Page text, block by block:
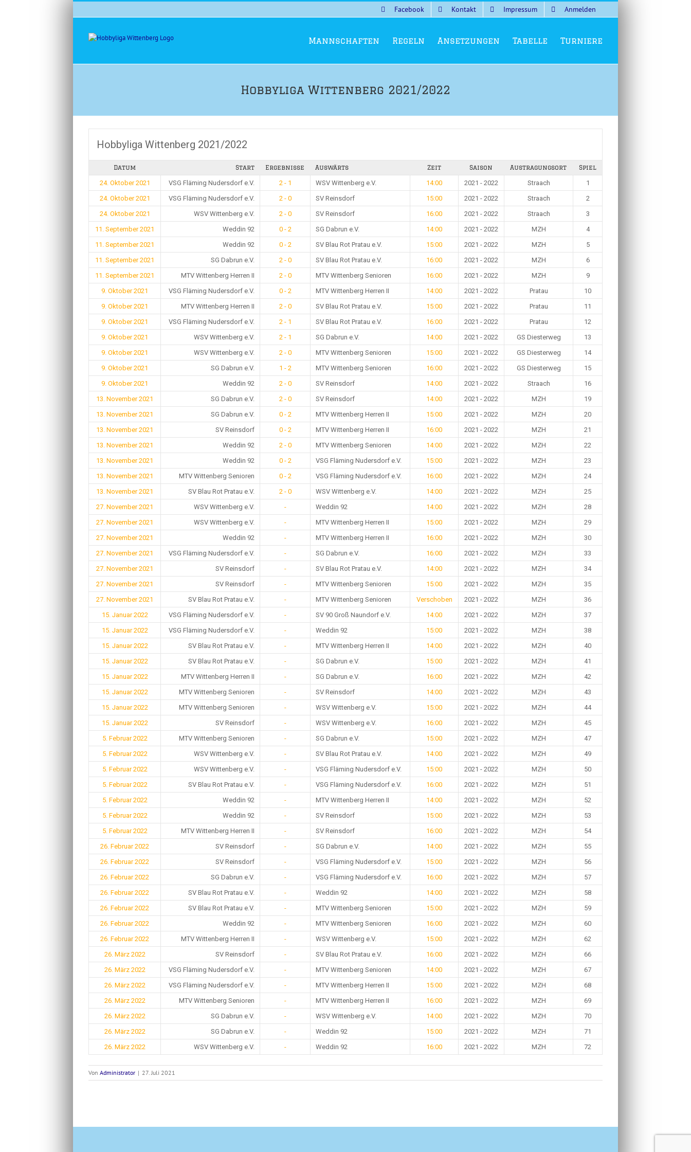
Facebook Kontakt Impressum Anmelden
Mannschaften Regeln Ansetzungen Tabelle Turniere
Hobbyliga Wittenberg 2021/2022
Hobbyliga Wittenberg 2021/2022
Datum Start Ergebnisse Auswärts Zeit Saison Austragungsort Spiel
24. Oktober 2021 VSG Fläming Nudersdorf e.V. 2 - 1 WSV Wittenberg e.V. 14:00 2021 - 2022 Straach
1
24. Oktober 2021
VSG Fläming Nudersdorf e.V. 2 - 0 SV Reinsdorf 15:00 2021 - 2022 Straach
2
24. Oktober 2021
WSV Wittenberg e.V. 2 - 0 SV Reinsdorf 16:00 2021 - 2022 Straach
3
11. September 2021
Weddin 92 0 - 2 SG Dabrun e.V. 14:00 2021 - 2022 MZH
4
11. September 2021
Weddin 92 0 - 2 SV Blau Rot Pratau e.V. 15:00 2021 - 2022 MZH
5
11. September 2021
SG Dabrun e.V. 2 - 0 SV Blau Rot Pratau e.V. 16:00 2021 - 2022 MZH
6
11. September 2021
MTV Wittenberg Herren II 2 - 0 MTV Wittenberg Senioren 16:00 2021 - 2022 MZH
9
9. Oktober 2021
VSG Fläming Nudersdorf e.V. 0 - 2 MTV Wittenberg Herren II 14:00 2021 - 2022 Pratau
10
9. Oktober 2021
MTV Wittenberg Herren II 2 - 0 SV Blau Rot Pratau e.V. 15:00 2021 - 2022 Pratau
11
9. Oktober 2021
VSG Fläming Nudersdorf e.V. 2 - 1 SV Blau Rot Pratau e.V. 16:00 2021 - 2022 Pratau
12
9. Oktober 2021
WSV Wittenberg e.V. 2 - 1 SG Dabrun e.V. 14:00 2021 - 2022 GS Diesterweg
13
9. Oktober 2021
WSV Wittenberg e.V. 2 - 0 MTV Wittenberg Senioren 15:00 2021 - 2022 GS Diesterweg
14
9. Oktober 2021
SG Dabrun e.V. 1 - 2 MTV Wittenberg Senioren 16:00 2021 - 2022 GS Diesterweg
15
9. Oktober 2021
Weddin 92 2 - 0 SV Reinsdorf 14:00 2021 - 2022 Straach
16
13. November 2021
SG Dabrun e.V. 2 - 0 SV Reinsdorf 14:00 2021 - 2022 MZH
19
13. November 2021
SG Dabrun e.V. 0 - 2 MTV Wittenberg Herren II 15:00 2021 - 2022 MZH
20
13. November 2021
SV Reinsdorf 0 - 2 MTV Wittenberg Herren II 16:00 2021 - 2022 MZH
21
13. November 2021
Weddin 92 2 - 0 MTV Wittenberg Senioren 14:00 2021 - 2022 MZH
22
13. November 2021
Weddin 92 0 - 2 VSG Fläming Nudersdorf e.V. 15:00 2021 - 2022 MZH
23
13. November 2021
MTV Wittenberg Senioren 0 - 2 VSG Fläming Nudersdorf e.V. 16:00 2021 - 2022 MZH
24
13. November 2021
SV Blau Rot Pratau e.V. 2 - 0 WSV Wittenberg e.V. 14:00 2021 - 2022 MZH
25
27. November 2021
WSV Wittenberg e.V. - Weddin 92 14:00 2021 - 2022 MZH
28
27. November 2021
WSV Wittenberg e.V. - MTV Wittenberg Herren II 15:00 2021 - 2022 MZH
29
27. November 2021
Weddin 92 - MTV Wittenberg Herren II 16:00 2021 - 2022 MZH
30
27. November 2021
VSG Fläming Nudersdorf e.V. - SG Dabrun e.V. 16:00 2021 - 2022 MZH
33
27. November 2021
SV Reinsdorf - SV Blau Rot Pratau e.V. 14:00 2021 - 2022 MZH
34
27. November 2021
SV Reinsdorf - MTV Wittenberg Senioren 15:00 2021 - 2022 MZH
35
27. November 2021
SV Blau Rot Pratau e.V. - MTV Wittenberg Senioren Verschoben 2021 - 2022 MZH
36
15. Januar 2022
VSG Fläming Nudersdorf e.V. - SV 90 Groß Naundorf e.V. 14:00 2021 - 2022 MZH
37
15. Januar 2022
VSG Fläming Nudersdorf e.V. - Weddin 92 15:00 2021 - 2022 MZH
38
15. Januar 2022
SV Blau Rot Pratau e.V. - MTV Wittenberg Herren II 14:00 2021 - 2022 MZH
40
15. Januar 2022
SV Blau Rot Pratau e.V. - SG Dabrun e.V. 15:00 2021 - 2022 MZH
41
15. Januar 2022
MTV Wittenberg Herren II - SG Dabrun e.V. 16:00 2021 - 2022 MZH
42
15. Januar 2022
MTV Wittenberg Senioren - SV Reinsdorf 14:00 2021 - 2022 MZH
43
15. Januar 2022
MTV Wittenberg Senioren - WSV Wittenberg e.V. 15:00 2021 - 2022 MZH
44
15. Januar 2022
SV Reinsdorf - WSV Wittenberg e.V. 16:00 2021 - 2022 MZH
45
5. Februar 2022
MTV Wittenberg Senioren - SG Dabrun e.V. 15:00 2021 - 2022 MZH
47
5. Februar 2022
WSV Wittenberg e.V. - SV Blau Rot Pratau e.V. 14:00 2021 - 2022 MZH
49
5. Februar 2022
WSV Wittenberg e.V. - VSG Fläming Nudersdorf e.V. 15:00 2021 - 2022 MZH
50
5. Februar 2022
SV Blau Rot Pratau e.V. - VSG Fläming Nudersdorf e.V. 16:00 2021 - 2022 MZH
51
5. Februar 2022
Weddin 92 - MTV Wittenberg Herren II 14:00 2021 - 2022 MZH
52
5. Februar 2022
Weddin 92 - SV Reinsdorf 15:00 2021 - 2022 MZH
53
5. Februar 2022
MTV Wittenberg Herren II - SV Reinsdorf 16:00 2021 - 2022 MZH
54
26. Februar 2022
SV Reinsdorf - SG Dabrun e.V. 14:00 2021 - 2022 MZH
55
26. Februar 2022
SV Reinsdorf - VSG Fläming Nudersdorf e.V. 15:00 2021 - 2022 MZH
56
26. Februar 2022
SG Dabrun e.V. - VSG Fläming Nudersdorf e.V. 16:00 2021 - 2022 MZH
57
26. Februar 2022
SV Blau Rot Pratau e.V. - Weddin 92 14:00 2021 - 2022 MZH
58
26. Februar 2022
SV Blau Rot Pratau e.V. - MTV Wittenberg Senioren 15:00 2021 - 2022 MZH
59
26. Februar 2022
Weddin 92 - MTV Wittenberg Senioren 16:00 2021 - 2022 MZH
60
26. Februar 2022
MTV Wittenberg Herren II - WSV Wittenberg e.V. 15:00 2021 - 2022 MZH
62
26. März 2022
SV Reinsdorf - SV Blau Rot Pratau e.V. 16:00 2021 - 2022 MZH
66
26. März 2022
VSG Fläming Nudersdorf e.V. - MTV Wittenberg Senioren 14:00 2021 - 2022 MZH
67
26. März 2022
VSG Fläming Nudersdorf e.V. - MTV Wittenberg Herren II 15:00 2021 - 2022 MZH
68
26. März 2022
MTV Wittenberg Senioren - MTV Wittenberg Herren II 16:00 2021 - 2022 MZH
69
26. März 2022
SG Dabrun e.V. - WSV Wittenberg e.V. 14:00 2021 - 2022 MZH
70
26. März 2022
SG Dabrun e.V. - Weddin 92 15:00 2021 - 2022 MZH
71
26. März 2022
WSV Wittenberg e.V. - Weddin 92 16:00 2021 - 2022 MZH 72
Von Administrator | 27. Juli 2021